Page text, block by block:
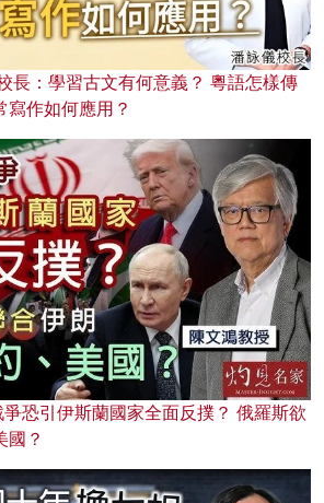
長：學習古文有何意義？ 粵語怎樣傳
寫作如何應用？
恐引伊斯蘭國家全面反撲？ 俄羅斯欲
國？